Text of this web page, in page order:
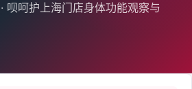
呗呵护上海门店身体功能观察与